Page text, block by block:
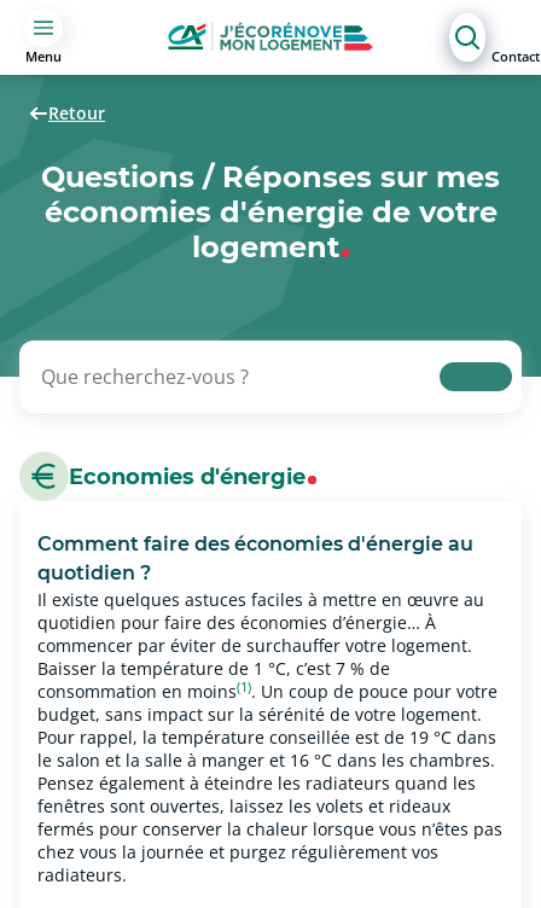
Menu Contact
Retour
Questions / Réponses sur mes
économies d'énergie de votre
logement
Economies d'énergie
Comment faire des économies d'énergie au
quotidien ?
Il existe quelques astuces faciles à mettre en œuvre au
quotidien pour faire des économies d’énergie… À
commencer par éviter de surchauffer votre logement.
Baisser la température de 1 °C, c’est 7 % de
consommation en moins(1). Un coup de pouce pour votre
budget, sans impact sur la sérénité de votre logement.
Pour rappel, la température conseillée est de 19 °C dans
le salon et la salle à manger et 16 °C dans les chambres.
Pensez également à éteindre les radiateurs quand les
fenêtres sont ouvertes, laissez les volets et rideaux
fermés pour conserver la chaleur lorsque vous n’êtes pas
chez vous la journée et purgez régulièrement vos
radiateurs.